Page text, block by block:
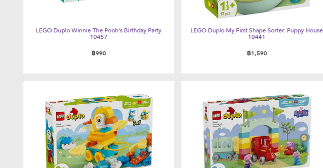
LEGO Duplo Winnie The Pooh's Birthday Party
10457
฿990
LEGO Duplo My First Shape Sorter: Puppy House
10441
฿1,590